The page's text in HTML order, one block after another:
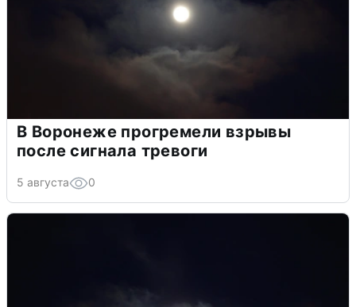
В Воронеже прогремели взрывы
после сигнала тревоги
5 августа 0